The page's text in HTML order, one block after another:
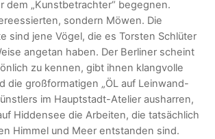
dem „Kunstbetrachter“ begegnen.
sondern Möwen. Die
sind jene Vögel, die es Torsten Schlüter
angetan haben. Der Berliner scheint
zu kennen, gibt ihnen klangvolle
die großformatigen „ÖL auf Leinwand-
im Hauptstadt-Atelier ausharren,
Hiddensee die Arbeiten, die tatsächlich
Himmel und Meer entstanden sind.